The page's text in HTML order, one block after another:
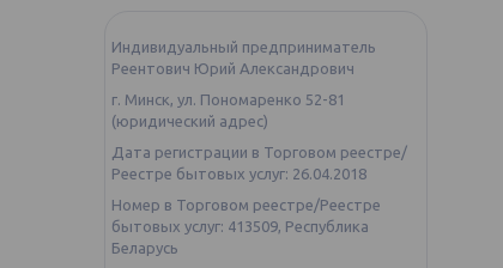
Индивидуальный предприниматель
Реентович Юрий Александрович
г. Минск, ул. Пономаренко 52-81
(юридический адрес)
Дата регистрации в Торговом реестре/
Реестре бытовых услуг: 26.04.2018
Номер в Торговом реестре/Реестре
бытовых услуг: 413509, Республика
Беларусь